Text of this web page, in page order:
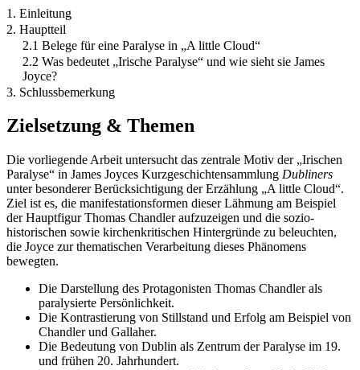
1. Einleitung
2. Hauptteil
2.1 Belege für eine Paralyse in „A little Cloud“
2.2 Was bedeutet „Irische Paralyse“ und wie sieht sie James
Joyce?
3. Schlussbemerkung
Zielsetzung & Themen
Die vorliegende Arbeit untersucht das zentrale Motiv der „Irischen
Paralyse“ in James Joyces Kurzgeschichtensammlung Dubliners
unter besonderer Berücksichtigung der Erzählung „A little Cloud“.
Ziel ist es, die manifestationsformen dieser Lähmung am Beispiel
der Hauptfigur Thomas Chandler aufzuzeigen und die sozio-
historischen sowie kirchenkritischen Hintergründe zu beleuchten,
die Joyce zur thematischen Verarbeitung dieses Phänomens
bewegten.
Die Darstellung des Protagonisten Thomas Chandler als
paralysierte Persönlichkeit.
Die Kontrastierung von Stillstand und Erfolg am Beispiel von
Chandler und Gallaher.
Die Bedeutung von Dublin als Zentrum der Paralyse im 19.
und frühen 20. Jahrhundert.